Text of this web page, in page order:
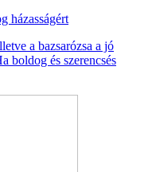
házasságért
a bazsarózsa a jó
boldog és szerencsés